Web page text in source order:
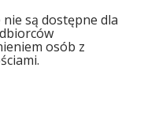
są dostępne dla
osób z